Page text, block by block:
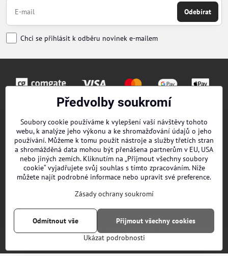
Odebírat
Chci se přihlásit k odběru novinek e-mailem
Kontakty
Obchodní podmínky
O nás
EPES Catalog B2B
© Předvolby soukromí
Vytvořeno systémem:ByznysWeb.cz
Předvolby soukromí
Soubory cookie používáme k vylepšení vaší návštěvy tohoto
webu, k analýze jeho výkonu a ke shromažďování údajů o jeho
používání. Můžeme k tomu použít nástroje a služby třetích stran
a shromážděná data mohou být přenášena partnerům v EU, USA
nebo jiných zemích. Kliknutím na „Přijmout všechny soubory
cookie“ vyjadřujete svůj souhlas s tímto zpracováním. Níže
můžete najít podrobné informace nebo upravit své preference.
Zásady ochrany soukromí
Ukázat podrobnosti
Přijmout všechny cookies
Odmítnout vše